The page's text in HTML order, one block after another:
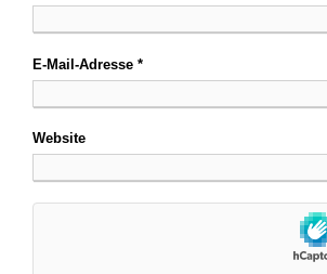
E-Mail-Adresse *
Website